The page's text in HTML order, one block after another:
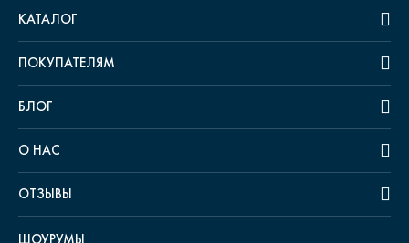
КАТАЛОГ
ПОКУПАТЕЛЯМ
БЛОГ
О НАС
ОТЗЫВЫ
ШОУРУМЫ